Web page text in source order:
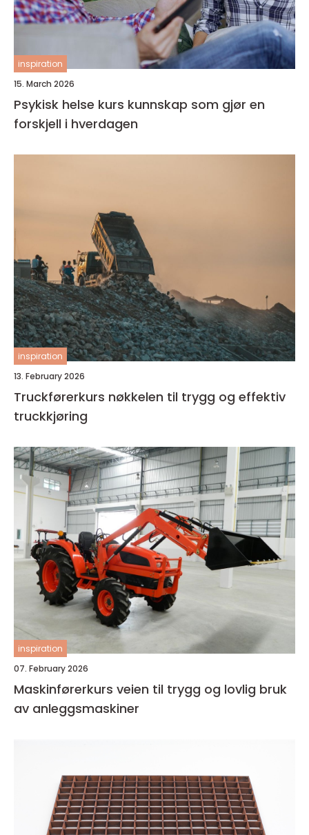
inspiration
15. March 2026
Psykisk helse kurs kunnskap som gjør en
forskjell i hverdagen
inspiration
13. February 2026
Truckførerkurs nøkkelen til trygg og effektiv
truckkjøring
inspiration
07. February 2026
Maskinførerkurs veien til trygg og lovlig bruk
av anleggsmaskiner